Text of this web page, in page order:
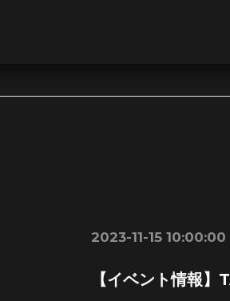
2023-11-15 10:00:00
【イベント情報】